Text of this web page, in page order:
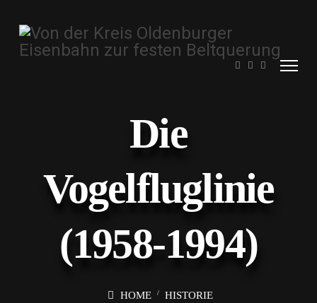
Die
Vogelfluglinie
(1958-1994)
HOME
HISTORIE